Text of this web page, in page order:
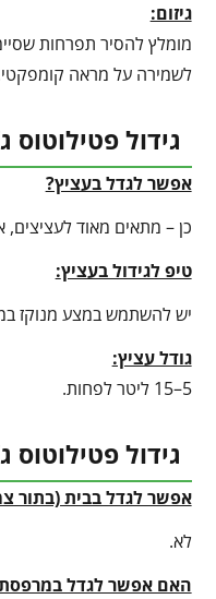
גיזום:
מומלץ להסיר תפרחות
לשמירה על מראה
גידול פטילוטוס
אפשר לגדל בעציץ?
כן – מתאים מאוד לעציצים,
טיפ לגידול בעציץ:
יש להשתמש במצע מנוקז
גודל עציץ:
5–15 ליטר לפחות.
גידול פטילוטוס
אפשר לגדל בבית (בתור
לא.
האם אפשר לגדל